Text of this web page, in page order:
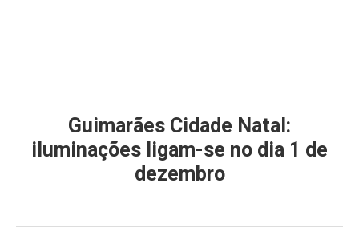
Guimarães Cidade Natal:
iluminações ligam-se no dia 1 de
dezembro